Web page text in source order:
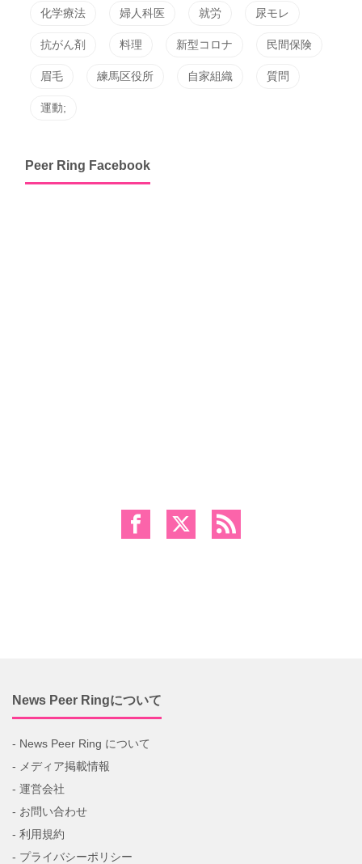
化学療法 婦人科医 就労 尿モレ
抗がん剤 料理 新型コロナ 民間保険
眉毛 練馬区役所 自家組織 質問
運動;
Peer Ring Facebook
News Peer Ringについて
- News Peer Ring について
- メディア掲載情報
- 運営会社
- お問い合わせ
- 利用規約
- プライバシーポリシー